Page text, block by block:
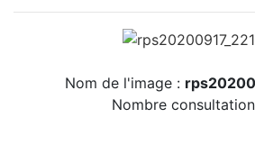
Nom de l'image :
Nombre